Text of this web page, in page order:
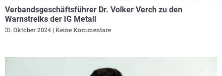
Verbandsgeschäftsführer Dr. Volker Verch zu den
Warnstreiks der IG Metall
31. Oktober 2024 Keine Kommentare